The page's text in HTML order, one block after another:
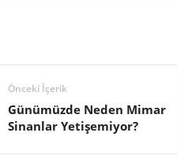
Önceki İçerik
Günümüzde Neden Mimar
Sinanlar Yetişemiyor?